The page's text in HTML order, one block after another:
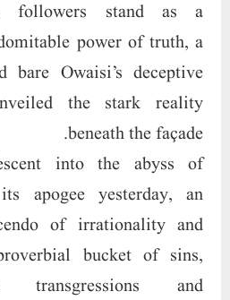
followers stand as a
power of truth, a
Owaisi’s deceptive
the stark reality
beneath the façade.
into the abyss of
apogee yesterday, an
of irrationality and
bucket of sins,
and